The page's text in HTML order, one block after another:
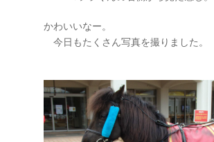
かわいいなー。
今日もたくさん写真を撮りました。